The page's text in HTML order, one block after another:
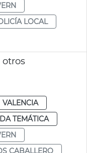
LOCAL
otros
VALENCIA
TEMÁTICA
CABALLERO